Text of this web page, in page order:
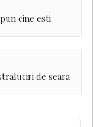
cine esti
de seara